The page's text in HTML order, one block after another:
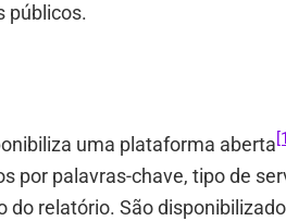
públicos.
uma plataforma aberta
por palavras-chave, tipo de
do relatório. São